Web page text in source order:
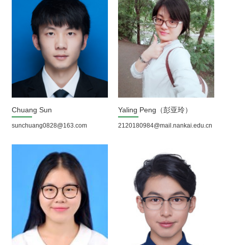
Chuang Sun
sunchuang0828@163.com
Yaling Peng（彭亚玲）
2120180984@mail.nankai.edu.cn